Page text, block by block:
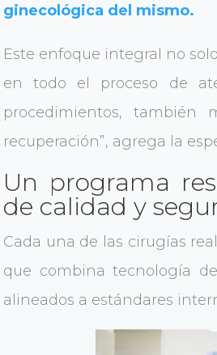
ginecológica del mismo.
Este enfoque integral no
en todo el proceso de
procedimientos, también
recuperación”, agrega la
Un programa
de calidad y
Cada una de las cirugías
que combina tecnología
alineados a estándares